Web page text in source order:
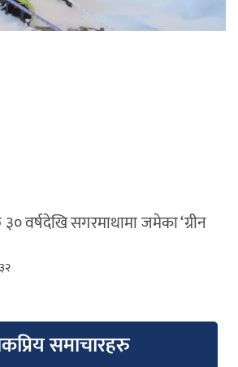
वर्षदेखि सगरमाथामा जमेका ‘ग्रीन
समाचारहरु